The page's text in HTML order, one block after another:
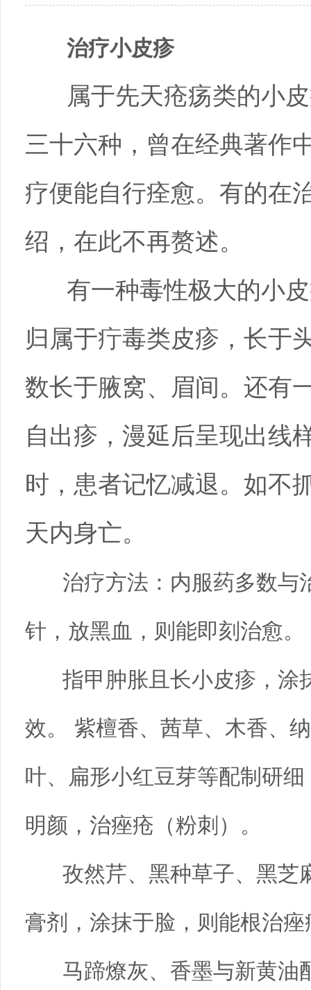
治疗小皮疹
属于先天疮疡类的小皮
三十六种，曾在经典著作
疗便能自行痊愈。有的在
绍，在此不再赘述。
有一种毒性极大的小
归属于疔毒类皮疹，长于
数长于腋窝、眉间。还有
自出疹，漫延后呈现出线
时，患者记忆减退。如不
天内身亡。
治疗方法：内服药多数与
针，放黑血，则能即刻治愈。
指甲肿胀且长小皮疹，涂
效。 紫檀香、茜草、木香、
叶、扁形小红豆芽等配制研
明颜，治痤疮（粉刺）。
孜然芹、黑种草子、黑芝
膏剂，涂抹于脸，则能根治
马蹄燎灰、香墨与新黄油